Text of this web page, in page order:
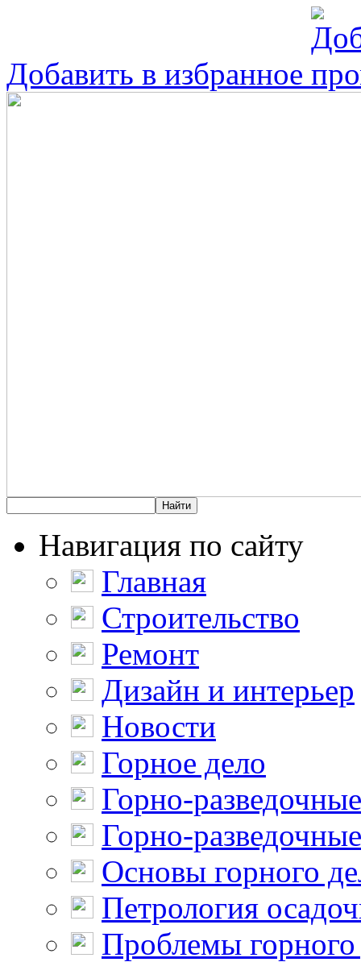
Добавить в избранное
Навигация по сайту
Главная
Строительство
Ремонт
Дизайн и интерьер
Новости
Горное дело
Горно-
Горно-
Основы горного
Петрология
Проблемы горного